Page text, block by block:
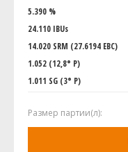
5.390 %
24.110 IBUs
14.020 SRM (27.6194 EBC)
1.052 (12,8° P)
1.011 SG (3° P)
Размер партии(л):